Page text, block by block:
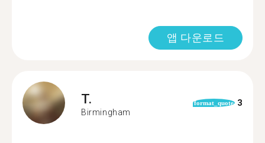
앱 다운로드
T.
Birmingham
format_quote 3